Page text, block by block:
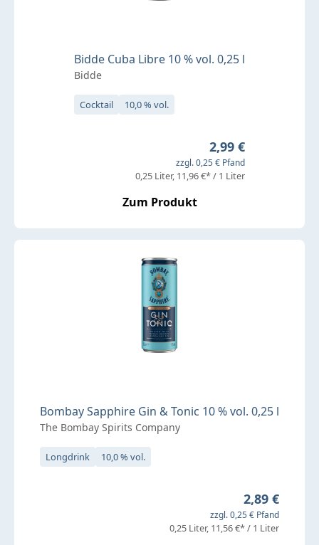
Bidde Cuba Libre 10 % vol. 0,25 l
Bidde
Cocktail 10,0 % vol.
Regulärer Preis:
2,99 €
zzgl. 0,25 € Pfand
0,25 Liter 11,96 €* / 1 Liter
Zum Produkt
Bombay Sapphire Gin & Tonic 10 % vol. 0,25 l
The Bombay Spirits Company
Longdrink 10,0 % vol.
Regulärer
2,89 €
zzgl. 0,25 € Pfand
0,25 Liter 11,56 €* / 1 Liter